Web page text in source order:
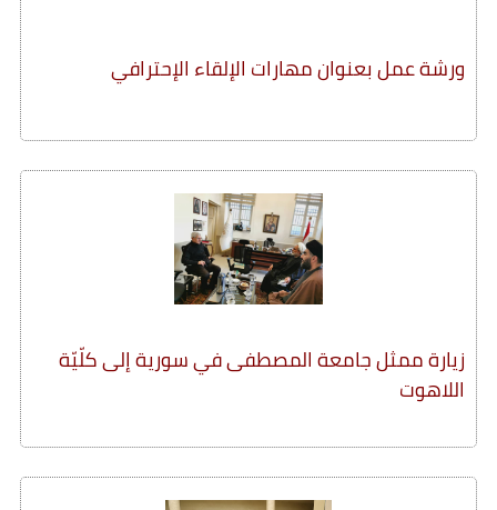
ورشة عمل بعنوان مهارات الإلقاء الإحترافي
زيارة ممثل جامعة المصطفى في سورية إلى كلّيّة
اللاهوت